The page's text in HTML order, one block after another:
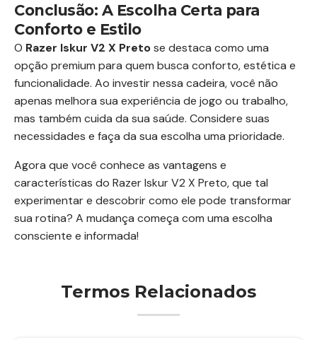
Conclusão: A Escolha Certa para
Conforto e Estilo
O Razer Iskur V2 X Pretose destaca como uma
opção premium para quem busca conforto, estética e
funcionalidade. Ao investir nessa cadeira, você não
apenas melhora sua experiência de jogo ou trabalho,
mas também cuida da sua saúde. Considere suas
necessidades e faça da sua escolha uma prioridade.
Agora que você conhece as vantagens e
características do Razer Iskur V2 X Preto, que tal
experimentar e descobrir como ele pode transformar
sua rotina? A mudança começa com uma escolha
consciente e informada!
Termos Relacionados